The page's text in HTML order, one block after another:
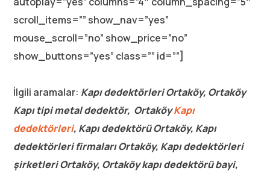
scroll_items=”” show_nav=”yes”
mouse_scroll=”no” show_price=”no”
show_buttons=”yes” class=”” id=””]
İlgili aramalar: Kapı dedektörleri Ortaköy, Ortaköy
Kapı tipi metal dedektör, OrtaköyKapı
dedektörleri, Kapı dedektörü Ortaköy, Kapı
dedektörleri firmaları Ortaköy, Kapı dedektörleri
şirketleri Ortaköy, Ortaköy kapı dedektörü bayi,